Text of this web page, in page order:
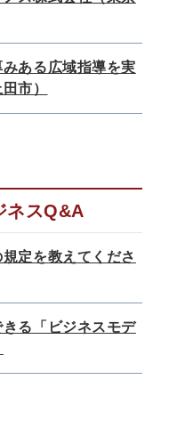
ある広域指導を実
市）
ネスQ&A
定を教えてくださ
る「ビジネスモデ